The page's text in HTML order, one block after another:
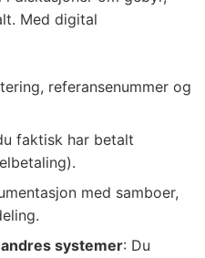
Med digital
referansenummer og
faktisk har betalt
med samboer,
systemer: Du